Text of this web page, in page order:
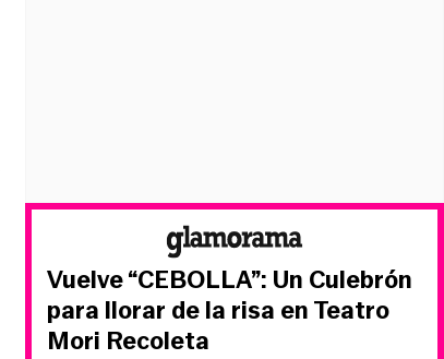
Vuelve “CEBOLLA”: Un Culebrón
para llorar de la risa en Teatro
Mori Recoleta